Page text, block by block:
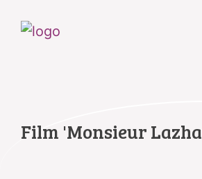
Film 'Monsieur